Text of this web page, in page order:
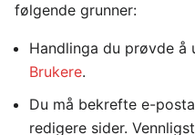
følgende grunner:
Handlinga du prøvde
Brukere.
Du må bekrefte e-
redigere sider.